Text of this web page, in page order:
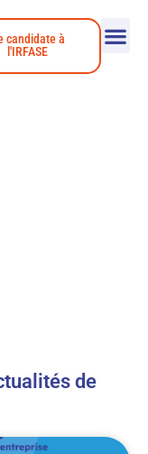
candidate à
l'IRFASE
de